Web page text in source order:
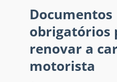
Documentos
obrigatórios
renovar a
motorista